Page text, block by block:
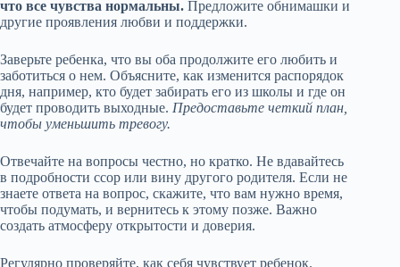
что все чувства нормальны. Предложите обнимашки и
другие проявления любви и поддержки.
Заверьте ребенка, что вы оба продолжите его любить и
заботиться о нем. Объясните, как изменится распорядок
дня, например, кто будет забирать его из школы и где он
будет проводить выходные. Предоставьте четкий план,
чтобы уменьшить тревогу.
Отвечайте на вопросы честно, но кратко. Не вдавайтесь
в подробности ссор или вину другого родителя. Если не
знаете ответа на вопрос, скажите, что вам нужно время,
чтобы подумать, и вернитесь к этому позже. Важно
создать атмосферу открытости и доверия.
Регулярно проверяйте, как себя чувствует ребенок.